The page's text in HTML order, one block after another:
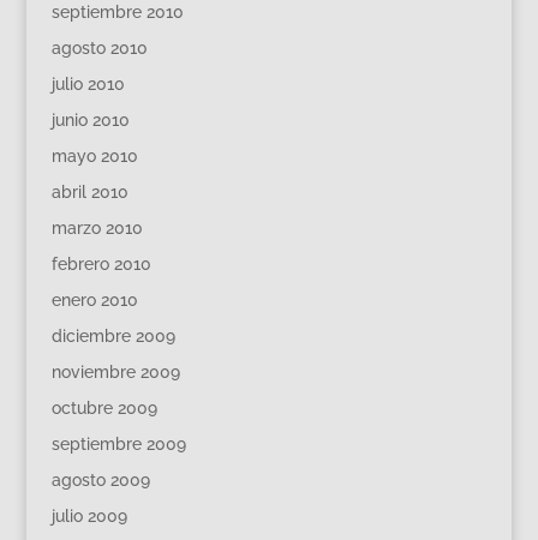
septiembre 2010
agosto 2010
julio 2010
junio 2010
mayo 2010
abril 2010
marzo 2010
febrero 2010
enero 2010
diciembre 2009
noviembre 2009
octubre 2009
septiembre 2009
agosto 2009
julio 2009